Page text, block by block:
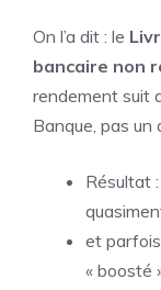
On l’a dit : le
bancaire non
rendement suit
Banque, pas un
Résultat
et
« boosté